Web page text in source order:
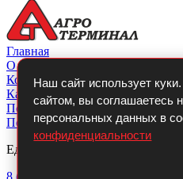
Наш сайт использует
сайтом, вы соглашаетесь
персональных данных в
конфиденциальности
Главная
О компании
Контакты
Каталог
Покупателю
Политикой
Единый телефон:
8 (800)